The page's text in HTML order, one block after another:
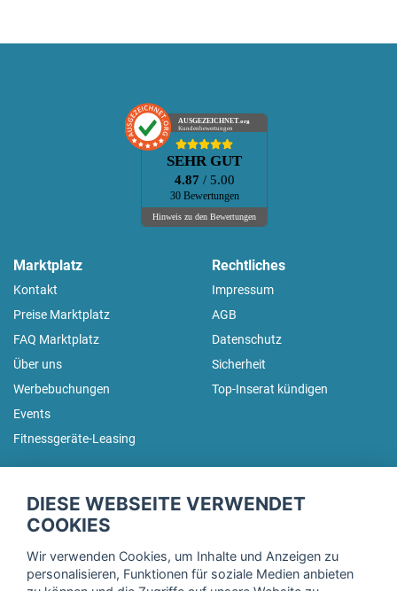
AUSGEZEICHNET.org
Kundenbewertungen
SEHR GUT
4.87 / 5.00
30 Bewertungen
Hinweis zu den Bewertungen
Marktplatz
Kontakt
Preise Marktplatz
FAQ Marktplatz
Über uns
Werbebuchungen
Events
Fitnessgeräte-Leasing
Rechtliches
Impressum
AGB
Datenschutz
Sicherheit
Top-Inserat kündigen
Trage dich hier für unseren Newsletter ein und erhalte regelmäßig
DIESE WEBSEITE VERWENDET
COOKIES
Wir verwenden Cookies, um Inhalte und Anzeigen zu
personalisieren, Funktionen für soziale Medien anbieten